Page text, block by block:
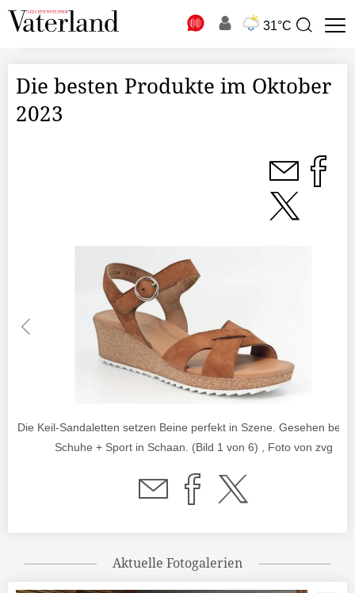
31°C
Suchbegriff
Die besten Produkte im Oktober
2023
Die Keil-Sandaletten setzen Beine perfekt in Szene. Gesehen bei
Schuhe + Sport in Schaan. (Bild 1 von 6) , Foto von zvg
Aktuelle Fotogalerien